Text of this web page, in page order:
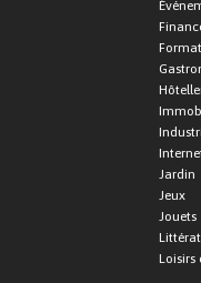
Jardin
Jeux
Jouets
Loisirs